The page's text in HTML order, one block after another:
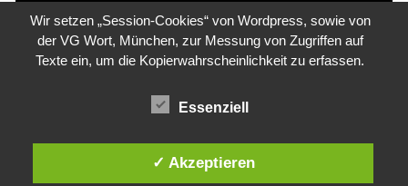
Über Phänomenologica
Wir setzen „Session-Cookies“ von Wordpress, sowie von
der VG Wort, München, zur Messung von Zugriffen auf
Texte ein, um die Kopierwahrscheinlichkeit zu erfassen.
Essenziell
✓ Akzeptieren